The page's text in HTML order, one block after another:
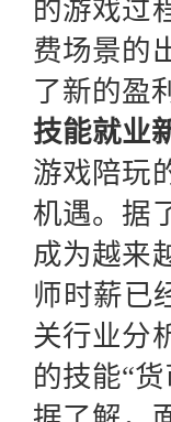
的游戏过
费场景的
了新的盈
技能就业
游戏陪玩
机遇。据
成为越来
师时薪已
关行业分
的技能“货